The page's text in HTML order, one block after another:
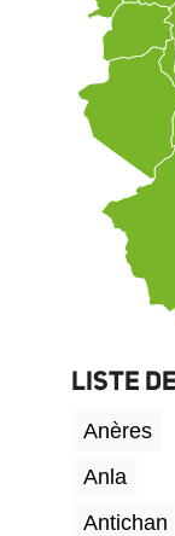
LISTE
Anères
Anla
Antichan